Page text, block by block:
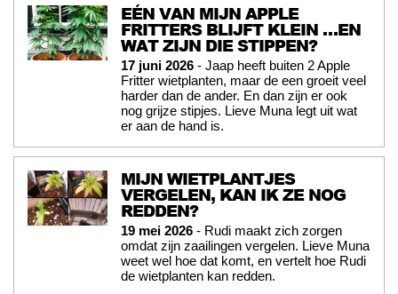
EÉN VAN MIJN APPLE
FRITTERS BLIJFT KLEIN …EN
WAT ZIJN DIE STIPPEN?
17 juni 2026 - Jaap heeft buiten 2 Apple
Fritter wietplanten, maar de een groeit veel
harder dan de ander. En dan zijn er ook
nog grijze stipjes. Lieve Muna legt uit wat
er aan de hand is.
MIJN WIETPLANTJES
VERGELEN, KAN IK ZE NOG
REDDEN?
19 mei 2026 - Rudi maakt zich zorgen
omdat zijn zaailingen vergelen. Lieve Muna
weet wel hoe dat komt, en vertelt hoe Rudi
de wietplanten kan redden.